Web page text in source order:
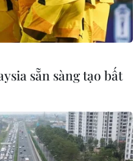
sẵn sàng tạo bất